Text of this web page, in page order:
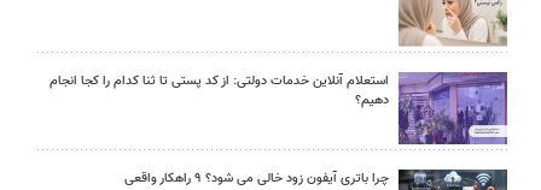
استعلام آنلاین خدمات دولتی: از کد پستی تا ثنا کدام را کجا انجام
دهیم؟
چرا باتری آیفون زود خالی می شود؟ ۹ راهکار واقعی